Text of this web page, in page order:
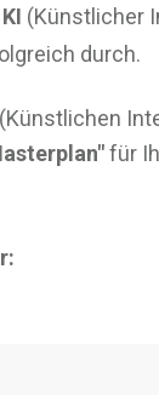
(Künstlicher
durch.
(Künstlichen
für